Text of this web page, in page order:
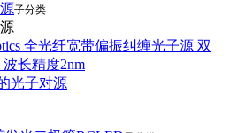
子分类
全光纤宽带偏振纠缠光子源 双
长精度2nm
光子对源